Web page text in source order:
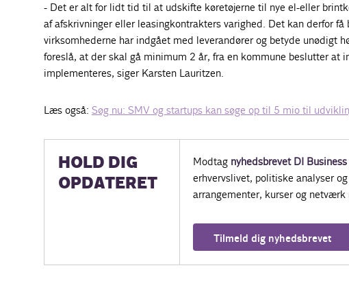
- Det er alt for lidt tid til at udskifte køretøjerne til nye el-eller
af afskrivninger eller leasingkontrakters varighed. Det kan derfor
virksomhederne har indgået med leverandører og betyde unødigt
foreslå, at der skal gå minimum 2 år, fra en kommune beslutter at
implementeres, siger Karsten Lauritzen.
Læs også: Søg nu: SMV og startups kan søge op til 5 mio til
HOLD DIG
OPDATERET
Modtag nyhedsbrevet DI Business
erhvervslivet, politiske analyser
arrangementer, kurser og
Tilmeld dig nyhedsbrevet